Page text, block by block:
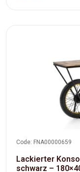
Code: FNA00000659
Lackierter
schwarz –